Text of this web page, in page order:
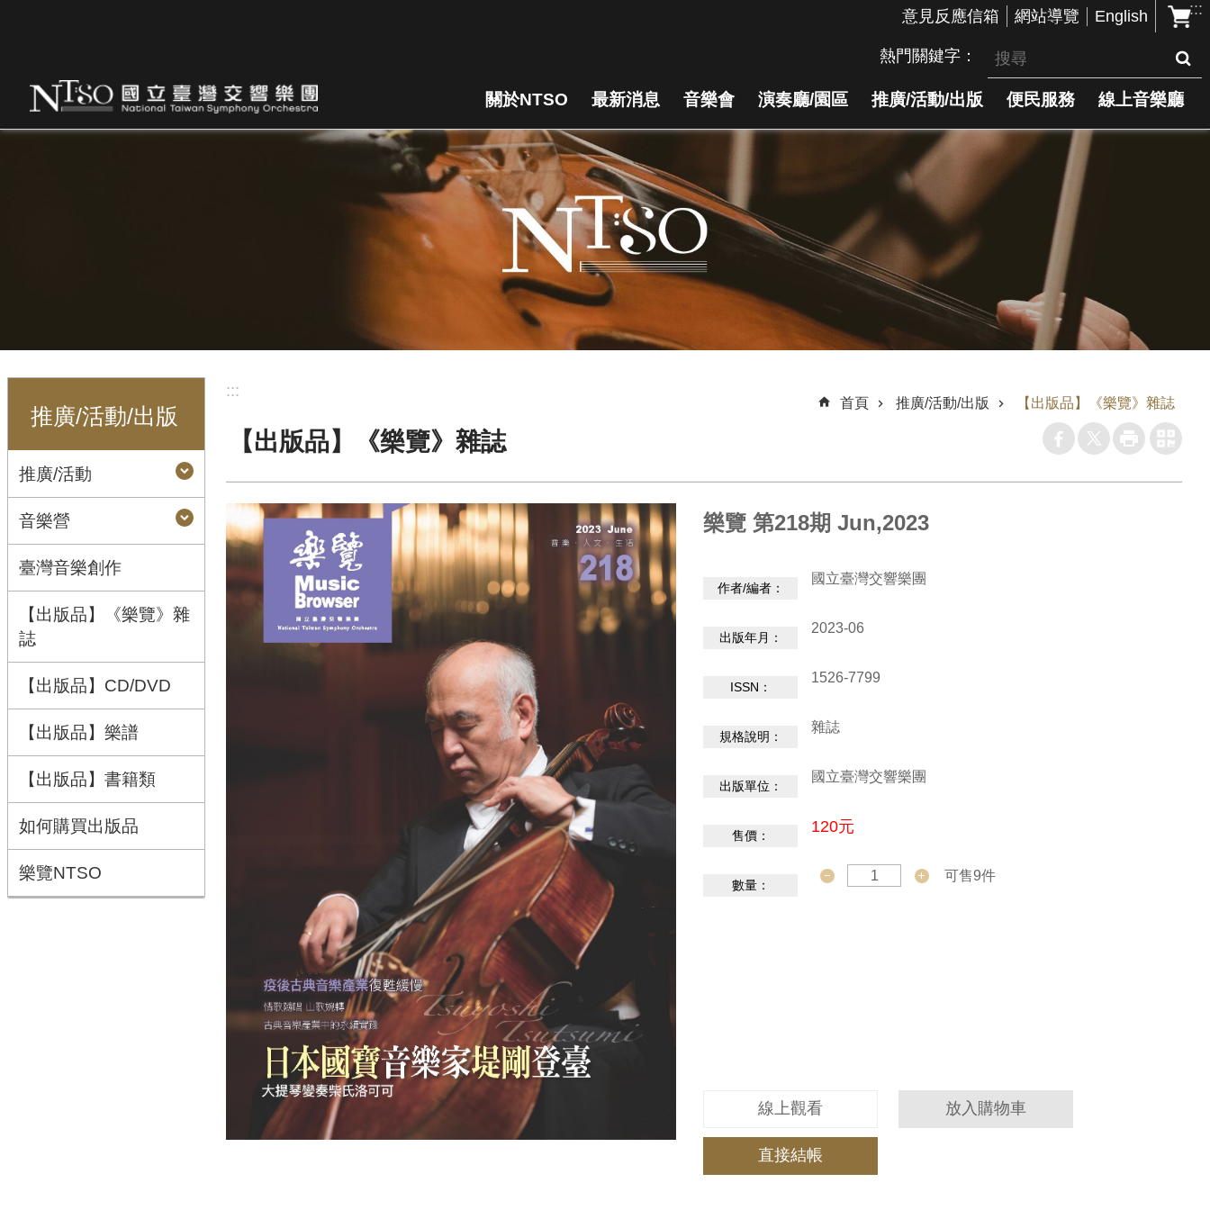
:::
意見反應信箱 網站導覽 English
熱門關鍵字
關於NTSO 最新消息 音樂會 演奏廳/園區 推廣/活動/出版 便民服務 線上音樂廳
推廣/活動/出版
推廣/活動
音樂營
臺灣音樂創作
【出版品】《樂覽》雜
誌
【出版品】CD/DVD
【出版品】樂譜
【出版品】書籍類
如何購買出版品
樂覽NTSO
:::
首頁 推廣/活動/出版 【出版品】《樂覽》雜誌
【出版品】《樂覽》雜誌
樂覽 第218期 Jun,2023
作者/編者：
國立臺灣交響樂團
出版年月：
2023-06
ISSN：
1526-7799
規格說明：
雜誌
出版單位：
國立臺灣交響樂團
售價： 120元
數量：
可售9件
線上觀看 放入購物車
直接結帳